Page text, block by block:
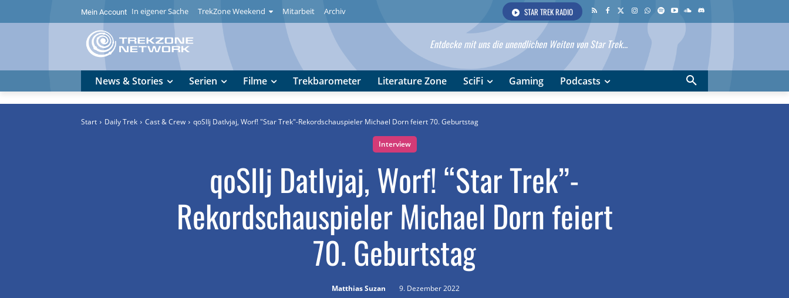
Mein Account In eigener Sache TrekZone Weekend Mitarbeit Archiv STAR TREK RADIO
Entdecke mit uns die unendlichen Weiten von Star Trek...
News & Stories Serien Filme Trekbarometer Literature Zone SciFi Gaming Podcasts
Start Daily Trek Cast & Crew qoSlIj DatIvjaj, Worf! "Star Trek"-Rekordschauspieler Michael Dorn feiert 70. Geburtstag
Interview
qoSlIj DatIvjaj, Worf! “Star Trek”-
Rekordschauspieler Michael Dorn feiert
70. Geburtstag
Matthias Suzan 9. Dezember 2022